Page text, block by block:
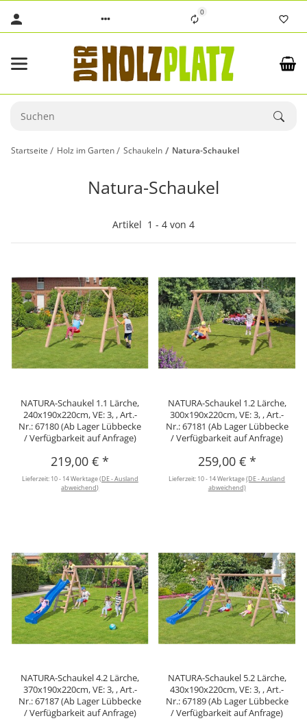
0
Startseite Holz im Garten Schaukeln Natura-Schaukel
Natura-Schaukel
Artikel 1 - 4 von 4
NATURA-Schaukel 1.1 Lärche,
240x190x220cm, VE: 3, , Art.-
Nr.: 67180 (Ab Lager Lübbecke
/ Verfügbarkeit auf Anfrage)
219,00 €*
Lieferzeit: 10 - 14 Werktage(DE - Ausland
abweichend)
NATURA-Schaukel 1.2 Lärche,
300x190x220cm, VE: 3, , Art.-
Nr.: 67181 (Ab Lager Lübbecke
/ Verfügbarkeit auf Anfrage)
259,00 € *
Lieferzeit: 10 - 14 Werktage(DE - Ausland
abweichend)
NATURA-Schaukel 4.2 Lärche,
370x190x220cm, VE: 3, , Art.-
Nr.: 67187 (Ab Lager Lübbecke
/ Verfügbarkeit auf Anfrage)
NATURA-Schaukel 5.2 Lärche,
430x190x220cm, VE: 3, , Art.-
Nr.: 67189 (Ab Lager Lübbecke
/ Verfügbarkeit auf Anfrage)